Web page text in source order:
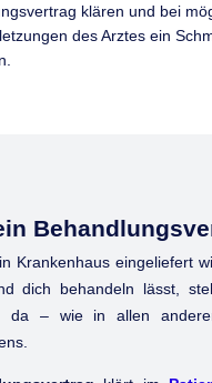
klären und bei
des Arztes ein
Krankenhaus eingeliefert
dich behandeln lässt,
da – wie in allen